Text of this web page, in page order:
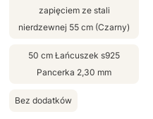
zapięciem ze stali
nierdzewnej 55 cm (Czarny)
50 cm Łańcuszek s925
Pancerka 2,30 mm
Bez dodatków